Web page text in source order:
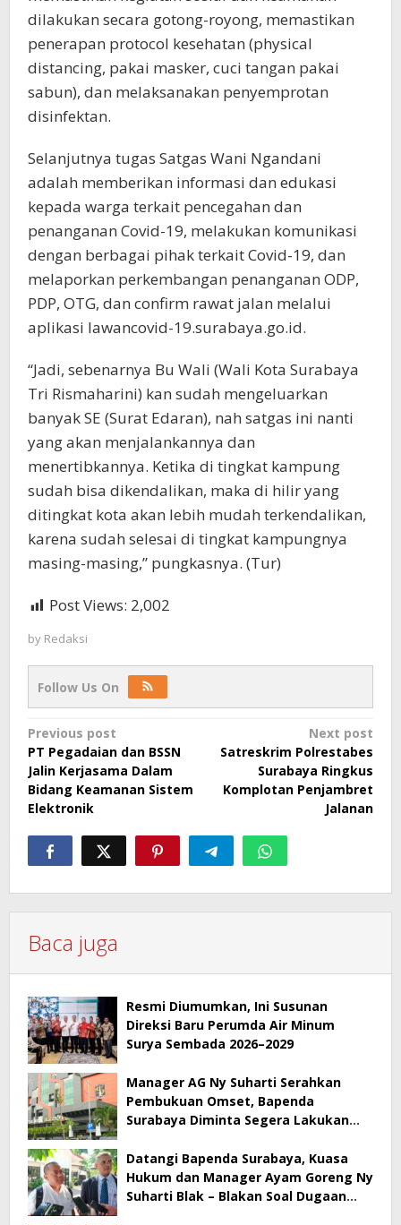
dilakukan secara gotong-royong, memastikan
penerapan protocol kesehatan (physical
distancing, pakai masker, cuci tangan pakai
sabun), dan melaksanakan penyemprotan
disinfektan.
Selanjutnya tugas Satgas Wani Ngandani
adalah memberikan informasi dan edukasi
kepada warga terkait pencegahan dan
penanganan Covid-19, melakukan komunikasi
dengan berbagai pihak terkait Covid-19, dan
melaporkan perkembangan penanganan ODP,
PDP, OTG, dan confirm rawat jalan melalui
aplikasi lawancovid-19.surabaya.go.id.
“Jadi, sebenarnya Bu Wali (Wali Kota Surabaya
Tri Rismaharini) kan sudah mengeluarkan
banyak SE (Surat Edaran), nah satgas ini nanti
yang akan menjalankannya dan
menertibkannya. Ketika di tingkat kampung
sudah bisa dikendalikan, maka di hilir yang
ditingkat kota akan lebih mudah terkendalikan,
karena sudah selesai di tingkat kampungnya
masing-masing,” pungkasnya. (Tur)
Post Views: 2,002
by Redaksi
Follow Us On
Post
navigation
Previous post
PT Pegadaian dan BSSN
Jalin Kerjasama Dalam
Bidang Keamanan Sistem
Elektronik
Next post
Satreskrim Polrestabes
Surabaya Ringkus
Komplotan Penjambret
Jalanan
Baca juga
Resmi Diumumkan, Ini Susunan
Direksi Baru Perumda Air Minum
Surya Sembada 2026–2029
Manager AG Ny Suharti Serahkan
Pembukuan Omset, Bapenda
Surabaya Diminta Segera Lakukan
Datangi Bapenda Surabaya, Kuasa
Hukum dan Manager Ayam Goreng Ny
Suharti Blak – Blakan Soal Dugaan